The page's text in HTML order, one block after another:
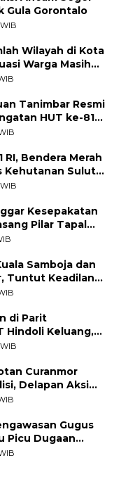
Gula Gorontalo
Wilayah di Kota
Warga Masih
Tanimbar Resmi
HUT ke-81
Diajak Perkuat
RI, Bendera Merah
Kehutanan Sulut
Kesepakatan
Pilar Tapal
Samboja dan
Tuntut Keadilan
yang Adil
di Parit
Hindoli Keluang,
Kematian
Curanmor
Delapan Aksi
Terungkap
Gugus
Picu Dugaan
Bale-Bale di